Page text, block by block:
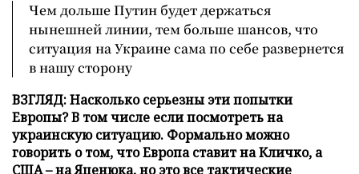
Чем дольше Путин будет держаться
нынешней линии, тем больше шансов, что
ситуация на Украине сама по себе развернется
в нашу сторону
ВЗГЛЯД: Насколько серьезны эти попытки
Европы? В том числе если посмотреть на
украинскую ситуацию. Формально можно
говорить о том, что Европа ставит на Кличко, а
США – на Яценюка, но это все тактические